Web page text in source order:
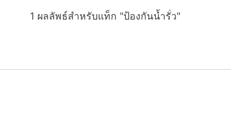
1 ผลลัพธ์สำหรับแท็ก "ป้องกันน้ำรั่ว"